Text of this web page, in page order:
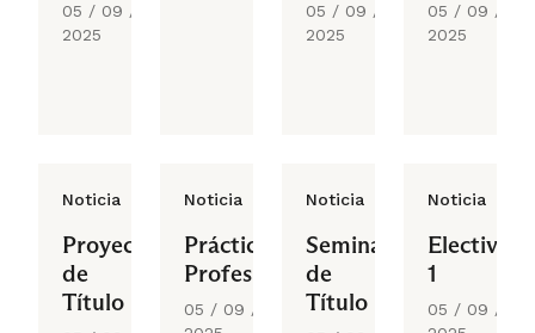
05 / 09 /
2025
05 / 09 /
2025
05 / 09 /
2025
Noticia
Proyecto
de
Título
Noticia
Práctica
Profesional
05 / 09 /
Noticia
Seminario
de
Título
Noticia
Electivo
1
05 / 09 /